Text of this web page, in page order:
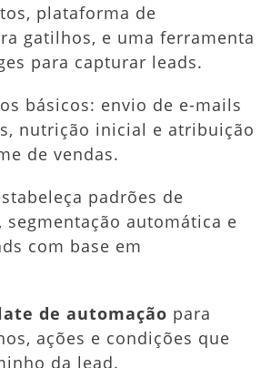
plataforma de
gatilhos, e uma ferramenta
para capturar leads.
básicos: envio de e-mails
nutrição inicial e atribuição
de vendas.
padrões de
segmentação automática e
com base em
de automação para
ações e condições que
da lead.